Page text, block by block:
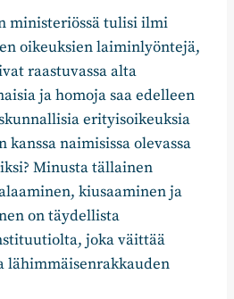
ministeriössä tulisi ilmi
oikeuksien laiminlyöntejä,
raastuvassa alta
ja homoja saa edelleen
erityisoikeuksia
naimisissa olevassa
Minusta tällainen
kiusaaminen ja
on täydellista
joka väittää
lähimmäisenrakkauden